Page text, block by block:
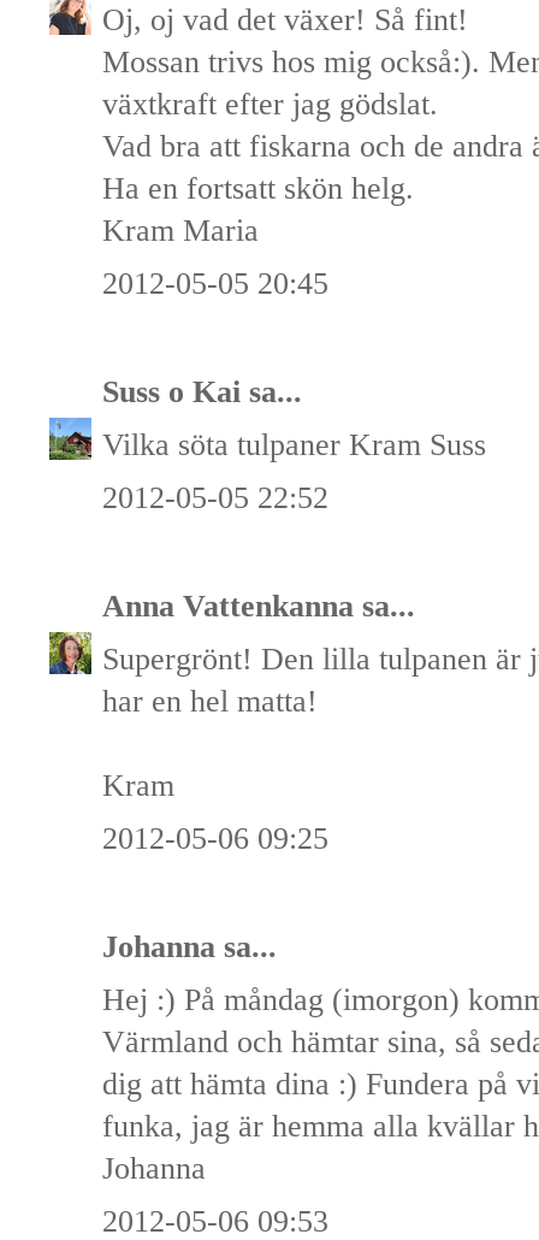
Oj, oj vad det växer! Så fint!
Mossan trivs hos mig också:).
växtkraft efter jag gödslat.
Vad bra att fiskarna och de andra
Ha en fortsatt skön helg.
Kram Maria
2012-05-05 20:45
Suss o Kai sa...
Vilka söta tulpaner Kram Suss
2012-05-05 22:52
Anna Vattenkanna sa...
Supergrönt! Den lilla tulpanen är
har en hel matta!
Kram
2012-05-06 09:25
Johanna sa...
Hej :) På måndag (imorgon)
Värmland och hämtar sina, så
dig att hämta dina :) Fundera på
funka, jag är hemma alla kvällar
Johanna
2012-05-06 09:53